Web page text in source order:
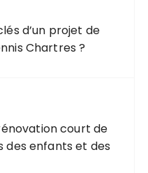
d’un projet de
Chartres ?
court de
des enfants et des